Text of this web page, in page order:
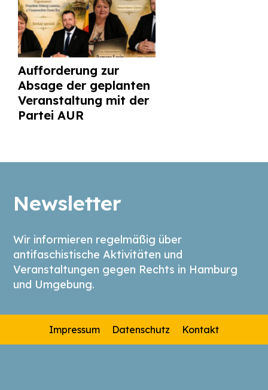
Aufforderung zur
Absage der geplanten
Veranstaltung mit der
Partei AUR
Newsletter
Wir informieren regelmäßig über
antifaschistische Aktivitäten und
Veranstaltungen gegen Rechts in Hamburg
und Umgebung.
Impressum Datenschutz Kontakt